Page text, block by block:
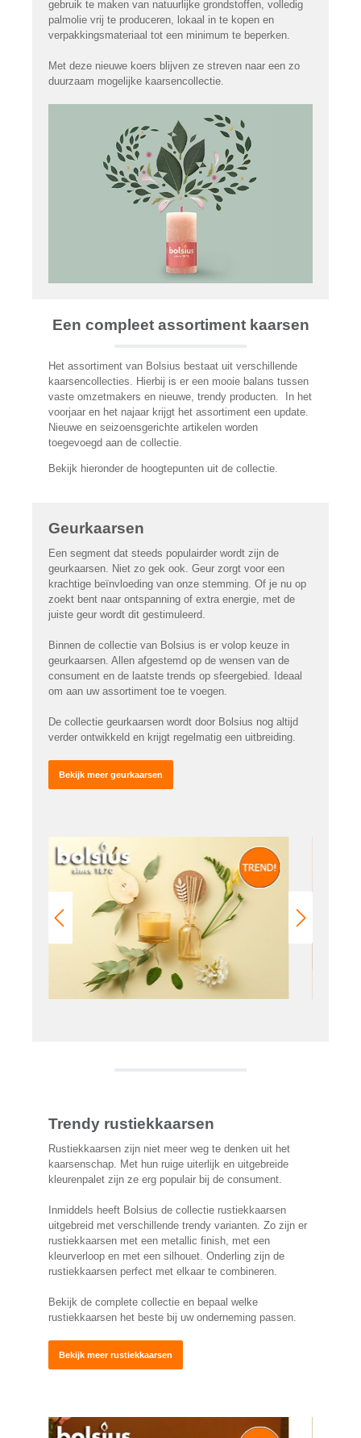
gebruik te maken van natuurlijke grondstoffen, volledig
palmolie vrij te produceren, lokaal in te kopen en
verpakkingsmateriaal tot een minimum te beperken.
Met deze nieuwe koers blijven ze streven naar een zo
duurzaam mogelijke kaarsencollectie.
Een compleet assortiment kaarsen
Het assortiment van Bolsius bestaat uit verschillende
kaarsencollecties. Hierbij is er een mooie balans tussen
vaste omzetmakers en nieuwe, trendy producten. In het
voorjaar en het najaar krijgt het assortiment een update.
Nieuwe en seizoensgerichte artikelen worden
toegevoegd aan de collectie.
Bekijk hieronder de hoogtepunten uit de collectie.
Geurkaarsen
Een segment dat steeds populairder wordt zijn de
geurkaarsen. Niet zo gek ook. Geur zorgt voor een
krachtige beïnvloeding van onze stemming. Of je nu op
zoekt bent naar ontspanning of extra energie, met de
juiste geur wordt dit gestimuleerd.
Binnen de collectie van Bolsius is er volop keuze in
geurkaarsen. Allen afgestemd op de wensen van de
consument en de laatste trends op sfeergebied. Ideaal
om aan uw assortiment toe te voegen.
De collectie geurkaarsen wordt door Bolsius nog altijd
verder ontwikkeld en krijgt regelmatig een uitbreiding.
Bekijk meer geurkaarsen
Trendy rustiekkaarsen
Rustiekkaarsen zijn niet meer weg te denken uit het
kaarsenschap. Met hun ruige uiterlijk en uitgebreide
kleurenpalet zijn ze erg populair bij de consument.
Inmiddels heeft Bolsius de collectie rustiekkaarsen
uitgebreid met verschillende trendy varianten. Zo zijn er
rustiekkaarsen met een metallic finish, met een
kleurverloop en met een silhouet. Onderling zijn de
rustiekkaarsen perfect met elkaar te combineren.
Bekijk de complete collectie en bepaal welke
rustiekkaarsen het beste bij uw onderneming passen.
Bekijk meer rustiekkaarsen